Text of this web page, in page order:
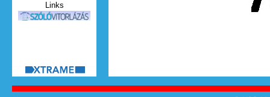
Links
szolo_vitorlazas.jpg